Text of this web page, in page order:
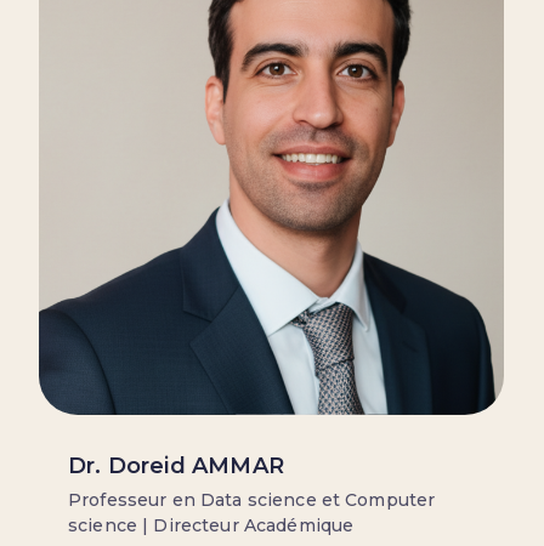
Dr. Doreid AMMAR
Professeur en Data science et Computer
science | Directeur Académique